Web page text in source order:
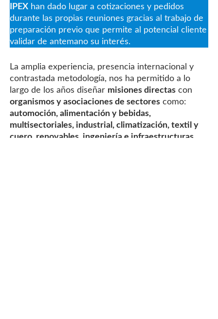
IPEX han dado lugar a cotizaciones y pedidos
durante las propias reuniones gracias al trabajo de
preparación previo que permite al potencial cliente
validar de antemano su interés.
La amplia experiencia, presencia internacional y
contrastada metodología, nos ha permitido a lo
largo de los años diseñar misiones directas con
organismos y asociaciones de sectores como:
automoción, alimentación y bebidas,
multisectoriales, industrial, climatización, textil y
cuero, renovables, ingeniería e infraestructuras,